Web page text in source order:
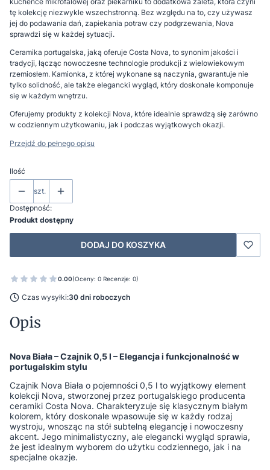
tę kolekcję niezwykle wszechstronną. Bez względu na to, czy używasz
jej do podawania dań, zapiekania potraw czy podgrzewania, Nova
sprawdzi się w każdej sytuacji.
Ceramika portugalska, jaką oferuje Costa Nova, to synonim jakości i
tradycji, łącząc nowoczesne technologie produkcji z wielowiekowym
rzemiosłem. Kamionka, z której wykonane są naczynia, gwarantuje nie
tylko solidność, ale także elegancki wygląd, który doskonale komponuje
się w każdym wnętrzu.
Oferujemy produkty z kolekcji Nova, które idealnie sprawdzą się zarówno
w codziennym użytkowaniu, jak i podczas wyjątkowych okazji.
Przejdź do pełnego opisu
Ilość
szt.
Dostępność:
Produkt dostępny
DODAJ DO KOSZYKA
0.00(Oceny: 0 Recenzje: 0)
Czas wysyłki:30 dni roboczych
Opis
Nova Biała – Czajnik 0,5 l – Elegancja i funkcjonalność w
portugalskim stylu
Czajnik Nova Biała o pojemności 0,5 l to wyjątkowy element
kolekcji Nova, stworzonej przez portugalskiego producenta
ceramiki Costa Nova. Charakteryzuje się klasycznym białym
kolorem, który doskonale wpasowuje się w każdy rodzaj
wystroju, wnosząc na stół subtelną elegancję i nowoczesny
akcent. Jego minimalistyczny, ale elegancki wygląd sprawia,
że jest idealnym wyborem do użytku codziennego, jak i na
specjalne okazje.